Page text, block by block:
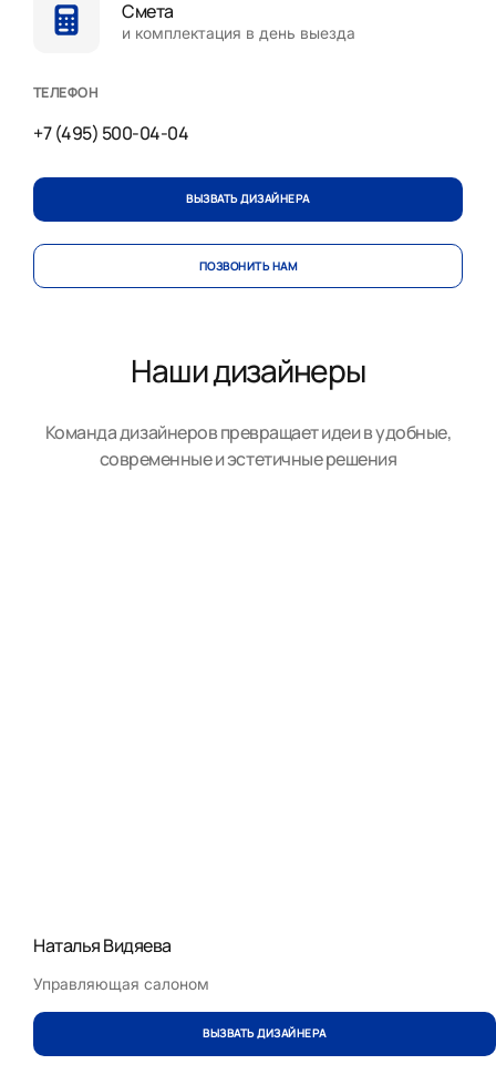
Смета
и комплектация в день выезда
ТЕЛЕФОН
+7 (495) 500-04-04
ВЫЗВАТЬ ДИЗАЙНЕРА
ПОЗВОНИТЬ НАМ
Наши дизайнеры
Команда дизайнеров превращает идеи в удобные,
современные и эстетичные решения
Наталья Видяева
Управляющая салоном
ВЫЗВАТЬ ДИЗАЙНЕРА